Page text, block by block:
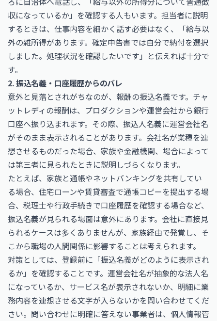
収になっているか」を確認する人もいます。担当者に説明
するときは、仕事内容を細かく話す必要はなく、「給与以
外の雑所得があります。確定申告書では自分で納付を選択
しました。処理状況を確認したいです」と伝えれば十分で
す。
2. 振込名義・口座履歴からのバレ
意外と見落とされがちなのが、報酬の振込名義です。チャ
ットレディの報酬は、プロダクションや運営会社から銀行
口座へ振り込まれます。その際、振込人名義に運営会社名
がそのまま表示されることがあります。会社名が業種を連
想させるものだった場合、家族や金融機関、場合によって
は第三者に見られたときに説明しづらくなります。
たとえば、家族と通帳やネットバンキングを共有してい
る場合、住宅ローンや賃貸審査で通帳コピーを提出する場
合、税理士や行政手続きで口座履歴を確認する場合など、
振込名義が見られる場面は意外にあります。会社に直接見
られるケースは多くありませんが、家族経由で発覚し、そ
こから職場の人間関係に影響することは考えられます。
対策としては、登録前に「振込名義がどのように表示され
るか」を確認することです。運営会社名が抽象的な法人名
になっているか、サービス名が表示されないか、明細に業
務内容を連想させる文字が入らないかを問い合わせてくだ
さい。問い合わせに明確に答えない事業者は、個人情報管